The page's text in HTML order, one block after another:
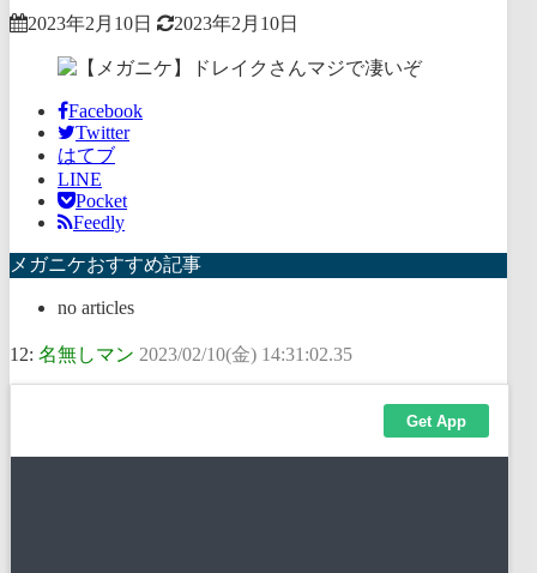
2023年2月10日 2023年2月10日
Facebook
Twitter
はてブ
LINE
Pocket
Feedly
メガニケおすすめ記事
no articles
12: 名無しマン 2023/02/10(金) 14:31:02.35